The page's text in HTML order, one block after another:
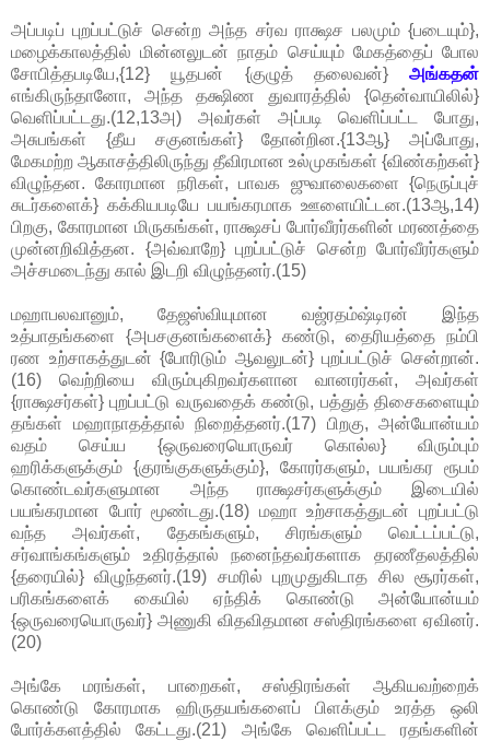
அப்படிப் புறப்பட்டுச் சென்ற அந்த சர்வ ராக்ஷச பலமும் {படையும்},
மழைக்காலத்தில் மின்னலுடன் நாதம் செய்யும் மேகத்தைப் போல
சோபித்தபடியே,{12} யூதபன் {குழுத் தலைவன்} அங்கதன்
எங்கிருந்தானோ, அந்த தக்ஷிண துவாரத்தில் {தென்வாயிலில்}
வெளிப்பட்டது.(12,13அ) அவர்கள் அப்படி வெளிப்பட்ட போது,
அசுபங்கள் {தீய சகுனங்கள்} தோன்றின.{13ஆ} அப்போது,
மேகமற்ற ஆகாசத்திலிருந்து தீவிரமான உல்முகங்கள் {விண்கற்கள்}
விழுந்தன. கோரமான நரிகள், பாவக ஜுவாலைகளை {நெருப்புச்
சுடர்களைக்} கக்கியபடியே பயங்கரமாக ஊளையிட்டன.(13ஆ,14)
பிறகு, கோரமான மிருகங்கள், ராக்ஷசப் போர்வீரர்களின் மரணத்தை
முன்னறிவித்தன. {அவ்வாறே} புறப்பட்டுச் சென்ற போர்வீரர்களும்
அச்சமடைந்து கால் இடறி விழுந்தனர்.(15)
மஹாபலவானும், தேஜஸ்வியுமான வஜ்ரதம்ஷ்டிரன் இந்த
உத்பாதங்களை {அபசகுனங்களைக்} கண்டு, தைரியத்தை நம்பி
ரண உற்சாகத்துடன் {போரிடும் ஆவலுடன்} புறப்பட்டுச் சென்றான்.
(16) வெற்றியை விரும்புகிறவர்களான வானரர்கள், அவர்கள்
{ராக்ஷசர்கள்} புறப்பட்டு வருவதைக் கண்டு, பத்துத் திசைகளையும்
தங்கள் மஹாநாதத்தால் நிறைத்தனர்.(17) பிறகு, அன்யோன்யம்
வதம் செய்ய {ஒருவரையொருவர் கொல்ல} விரும்பும்
ஹரிக்களுக்கும் {குரங்குகளுக்கும்}, கோரர்களும், பயங்கர ரூபம்
கொண்டவர்களுமான அந்த ராக்ஷசர்களுக்கும் இடையில்
பயங்கரமான போர் மூண்டது.(18) மஹா உற்சாகத்துடன் புறப்பட்டு
வந்த அவர்கள், தேகங்களும், சிரங்களும் வெட்டப்பட்டு,
சர்வாங்கங்களும் உதிரத்தால் நனைந்தவர்களாக தரணீதலத்தில்
{தரையில்} விழுந்தனர்.(19) சமரில் புறமுதுகிடாத சில சூரர்கள்,
பரிகங்களைக் கையில் ஏந்திக் கொண்டு அன்யோன்யம்
{ஒருவரையொருவர்} அணுகி விதவிதமான சஸ்திரங்களை ஏவினர்.
(20)
அங்கே மரங்கள், பாறைகள், சஸ்திரங்கள் ஆகியவற்றைக்
கொண்டு கோரமாக ஹிருதயங்களைப் பிளக்கும் உரத்த ஒலி
போர்க்களத்தில் கேட்டது.(21) அங்கே வெளிப்பட்ட ரதங்களின்